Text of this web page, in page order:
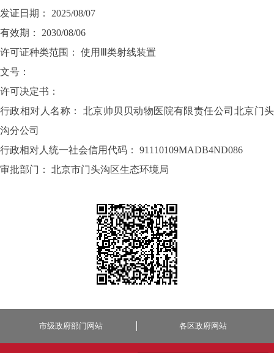
发证日期： 2025/08/07
有效期： 2030/08/06
许可证种类范围： 使用Ⅲ类射线装置
文号：
许可决定书：
行政相对人名称： 北京帅贝贝动物医院有限责任公司北京门头
沟分公司
行政相对人统一社会信用代码： 91110109MADB4ND086
审批部门： 北京市门头沟区生态环境局
市级政府部门网站 各区政府网站